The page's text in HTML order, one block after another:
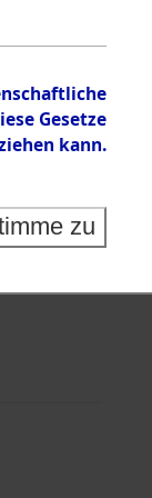
Gesetze
kann.
zu